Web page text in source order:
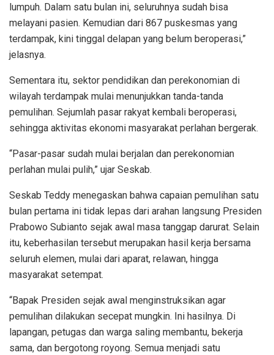
lumpuh. Dalam satu bulan ini, seluruhnya sudah bisa
melayani pasien. Kemudian dari 867 puskesmas yang
terdampak, kini tinggal delapan yang belum beroperasi,”
jelasnya.
Sementara itu, sektor pendidikan dan perekonomian di
wilayah terdampak mulai menunjukkan tanda-tanda
pemulihan. Sejumlah pasar rakyat kembali beroperasi,
sehingga aktivitas ekonomi masyarakat perlahan bergerak.
“Pasar-pasar sudah mulai berjalan dan perekonomian
perlahan mulai pulih,” ujar Seskab.
Seskab Teddy menegaskan bahwa capaian pemulihan satu
bulan pertama ini tidak lepas dari arahan langsung Presiden
Prabowo Subianto sejak awal masa tanggap darurat. Selain
itu, keberhasilan tersebut merupakan hasil kerja bersama
seluruh elemen, mulai dari aparat, relawan, hingga
masyarakat setempat.
“Bapak Presiden sejak awal menginstruksikan agar
pemulihan dilakukan secepat mungkin. Ini hasilnya. Di
lapangan, petugas dan warga saling membantu, bekerja
sama, dan bergotong royong. Semua menjadi satu